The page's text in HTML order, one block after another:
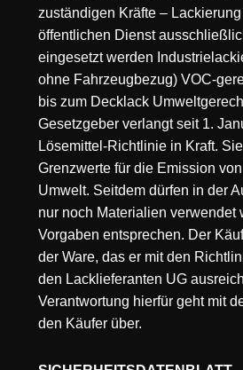
zuständigen Kräfte –
öffentlichen Dienst
eingesetzt werden
ohne Fahrzeugbezug) VOC-
bis zum Decklack
Gesetzgeber verlangt seit 1.
Lösemittel-Richtlinie in Kraft.
Grenzwerte für die Emission
Umwelt. Seitdem dürfen in der
nur noch Materialien verwendet
Vorgaben entsprechen. Der
der Ware, das er mit den
den Lacklieferanten UG
Verantwortung hierfür geht mit
den Käufer über.